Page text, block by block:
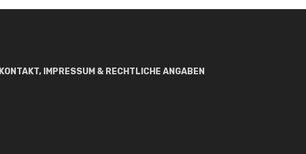
KONTAKT, IMPRESSUM & RECHTLICHE ANGABEN